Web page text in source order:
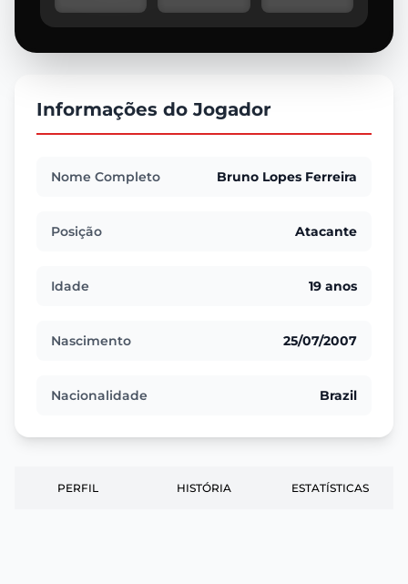
Informações do Jogador
Nome Completo Bruno Lopes Ferreira
Posição Atacante
Idade 19 anos
Nascimento 25/07/2007
Nacionalidade Brazil
PERFIL HISTÓRIA ESTATÍSTICAS